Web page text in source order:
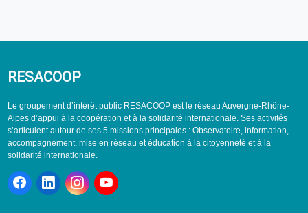
RESACOOP
Le groupement d’intérêt public RESACOOP est le réseau Auvergne-Rhône-
Alpes d’appui à la coopération et à la solidarité internationale. Ses activités
s’articulent autour de ses 5 missions principales : Observatoire, information,
accompagnement, mise en réseau et éducation à la citoyenneté et à la
solidarité internationale.